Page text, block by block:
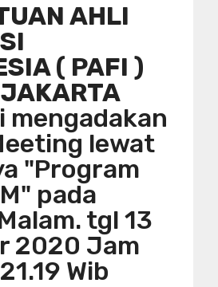
AHLI
( PAFI )
mengadakan
lewat
"Program
pada
tgl 13
2020 Jam
Wib